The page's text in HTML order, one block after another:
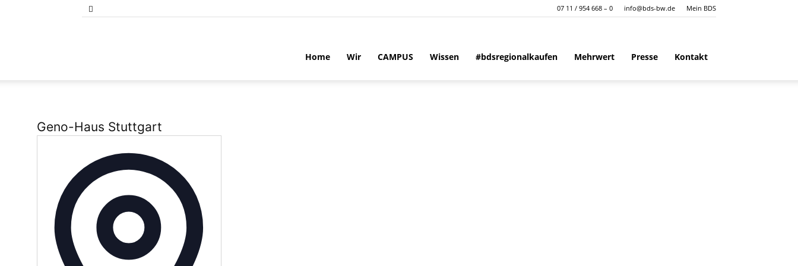
07 11 / 954 668 – 0 info@bds-bw.de Mein BDS
Selbständigen
Baden-
Home Wir CAMPUS Wissen #bdsregionalkaufen Mehrwert Presse Kontakt
Geno-Haus Stuttgart